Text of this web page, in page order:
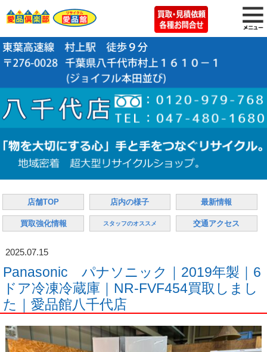
店舗TOP 店内の様子 最新情報
買取強化情報 スタッフのオススメ 交通アクセス
2025.07.15
Panasonic パナソニック｜2019年製｜6
ドア冷凍冷蔵庫｜NR-FVF454買取しまし
た｜愛品館八千代店